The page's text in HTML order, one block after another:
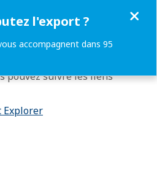
désactivez l’enregistrement
certaines parties et
pourraient ne pas
pouvez suivre les liens
l'export ?
accompagnent dans 95